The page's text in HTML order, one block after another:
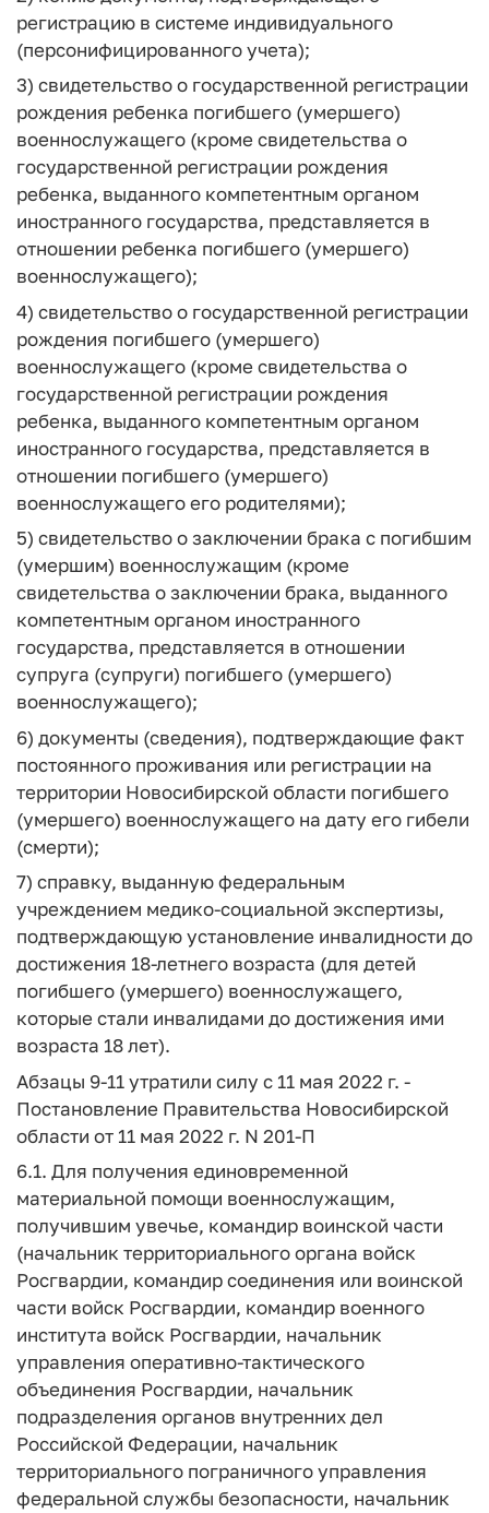
регистрацию в системе индивидуального
(персонифицированного учета);
3) свидетельство о государственной регистрации
рождения ребенка погибшего (умершего)
военнослужащего (кроме свидетельства о
государственной регистрации рождения
ребенка, выданного компетентным органом
иностранного государства, представляется в
отношении ребенка погибшего (умершего)
военнослужащего);
4) свидетельство о государственной регистрации
рождения погибшего (умершего)
военнослужащего (кроме свидетельства о
государственной регистрации рождения
ребенка, выданного компетентным органом
иностранного государства, представляется в
отношении погибшего (умершего)
военнослужащего его родителями);
5) свидетельство о заключении брака с погибшим
(умершим) военнослужащим (кроме
свидетельства о заключении брака, выданного
компетентным органом иностранного
государства, представляется в отношении
супруга (супруги) погибшего (умершего)
военнослужащего);
6) документы (сведения), подтверждающие факт
постоянного проживания или регистрации на
территории Новосибирской области погибшего
(умершего) военнослужащего на дату его гибели
(смерти);
7) справку, выданную федеральным
учреждением медико-социальной экспертизы,
подтверждающую установление инвалидности до
достижения 18-летнего возраста (для детей
погибшего (умершего) военнослужащего,
которые стали инвалидами до достижения ими
возраста 18 лет).
Абзацы 9-11 утратили силу с 11 мая 2022 г. -
Постановление Правительства Новосибирской
области от 11 мая 2022 г. N 201-П
6.1. Для получения единовременной
материальной помощи военнослужащим,
получившим увечье, командир воинской части
(начальник территориального органа войск
Росгвардии, командир соединения или воинской
части войск Росгвардии, командир военного
института войск Росгвардии, начальник
управления оперативно-тактического
объединения Росгвардии, начальник
подразделения органов внутренних дел
Российской Федерации, начальник
территориального пограничного управления
федеральной службы безопасности, начальник